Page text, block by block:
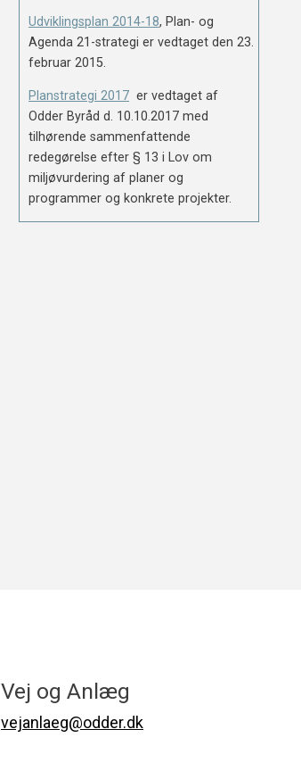
Udviklingsplan 2014-18, Plan- og
Agenda 21-strategi er vedtaget den 23.
februar 2015.
Planstrategi 2017 er vedtaget af
Odder Byråd d. 10.10.2017 med
tilhørende sammenfattende
redegørelse efter § 13 i Lov om
miljøvurdering af planer og
programmer og konkrete projekter.
Vej og Anlæg
vejanlaeg@odder.dk